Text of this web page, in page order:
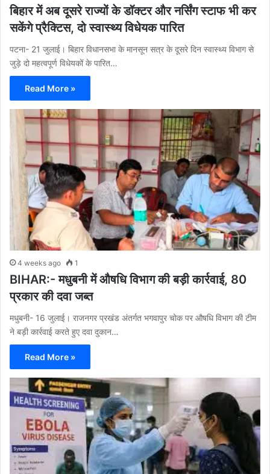
बिहार में अब दूसरे राज्यों के डॉक्टर और नर्सिंग स्टाफ भी कर
सकेंगे प्रैक्टिस, दो स्वास्थ्य विधेयक पारित
पटना- 21 जुलाई। बिहार विधानसभा के मानसून सत्र के दूसरे दिन स्वास्थ्य विभाग से
जुड़े दो महत्वपूर्ण विधेयकों के पारित…
Read More »
4 weeks ago 1
BIHAR:- मधुबनी में औषधि विभाग की बड़ी कार्रवाई, 80
प्रकार की दवा जब्त
मधुबनी- 16 जुलाई। राजनगर प्रखंड अंतर्गत भगवापुर चोक पर औषधि विभाग की टीम
ने बड़ी कार्रवाई करते हुए दवा दुकान…
Read More »